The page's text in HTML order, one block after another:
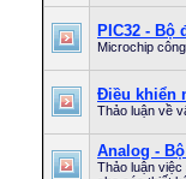
PIC32 - Bộ
Microchip
Điều khiển
Thảo luận về
Analog -
Thảo luận